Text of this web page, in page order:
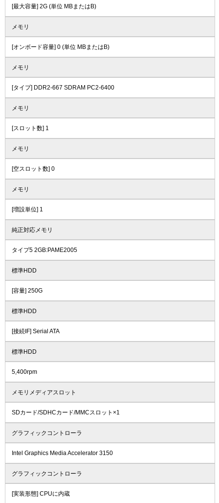
[最大容量] 2G (単位 MBまたはB)
メモリ
[オンボード容量] 0 (単位 MBまたはB)
メモリ
[タイプ] DDR2-667 SDRAM PC2-6400
メモリ
[スロット数] 1
メモリ
[空スロット数] 0
メモリ
[増設単位] 1
純正対応メモリ
タイプ5 2GB:PAME2005
標準HDD
[容量] 250G
標準HDD
[接続IF] Serial ATA
標準HDD
5,400rpm
メモリメディアスロット
SDカード/SDHCカード/MMCスロット×1
グラフィックコントローラ
Intel Graphics Media Accelerator 3150
グラフィックコントローラ
[実装形態] CPUに内蔵